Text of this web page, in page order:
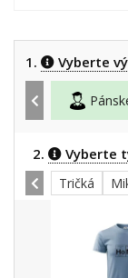
1. Vyberte
2. Vyberte
Tričká